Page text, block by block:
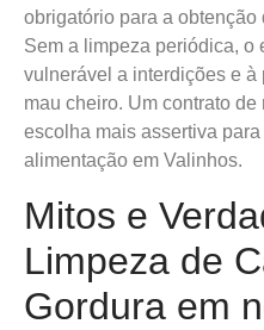
obrigatório para a
Sem a limpeza periódica, o
vulnerável a interdições e
mau cheiro. Um contrato
escolha mais assertiva
alimentação em Valinhos.
Mitos e
Limpeza de
Gordura em